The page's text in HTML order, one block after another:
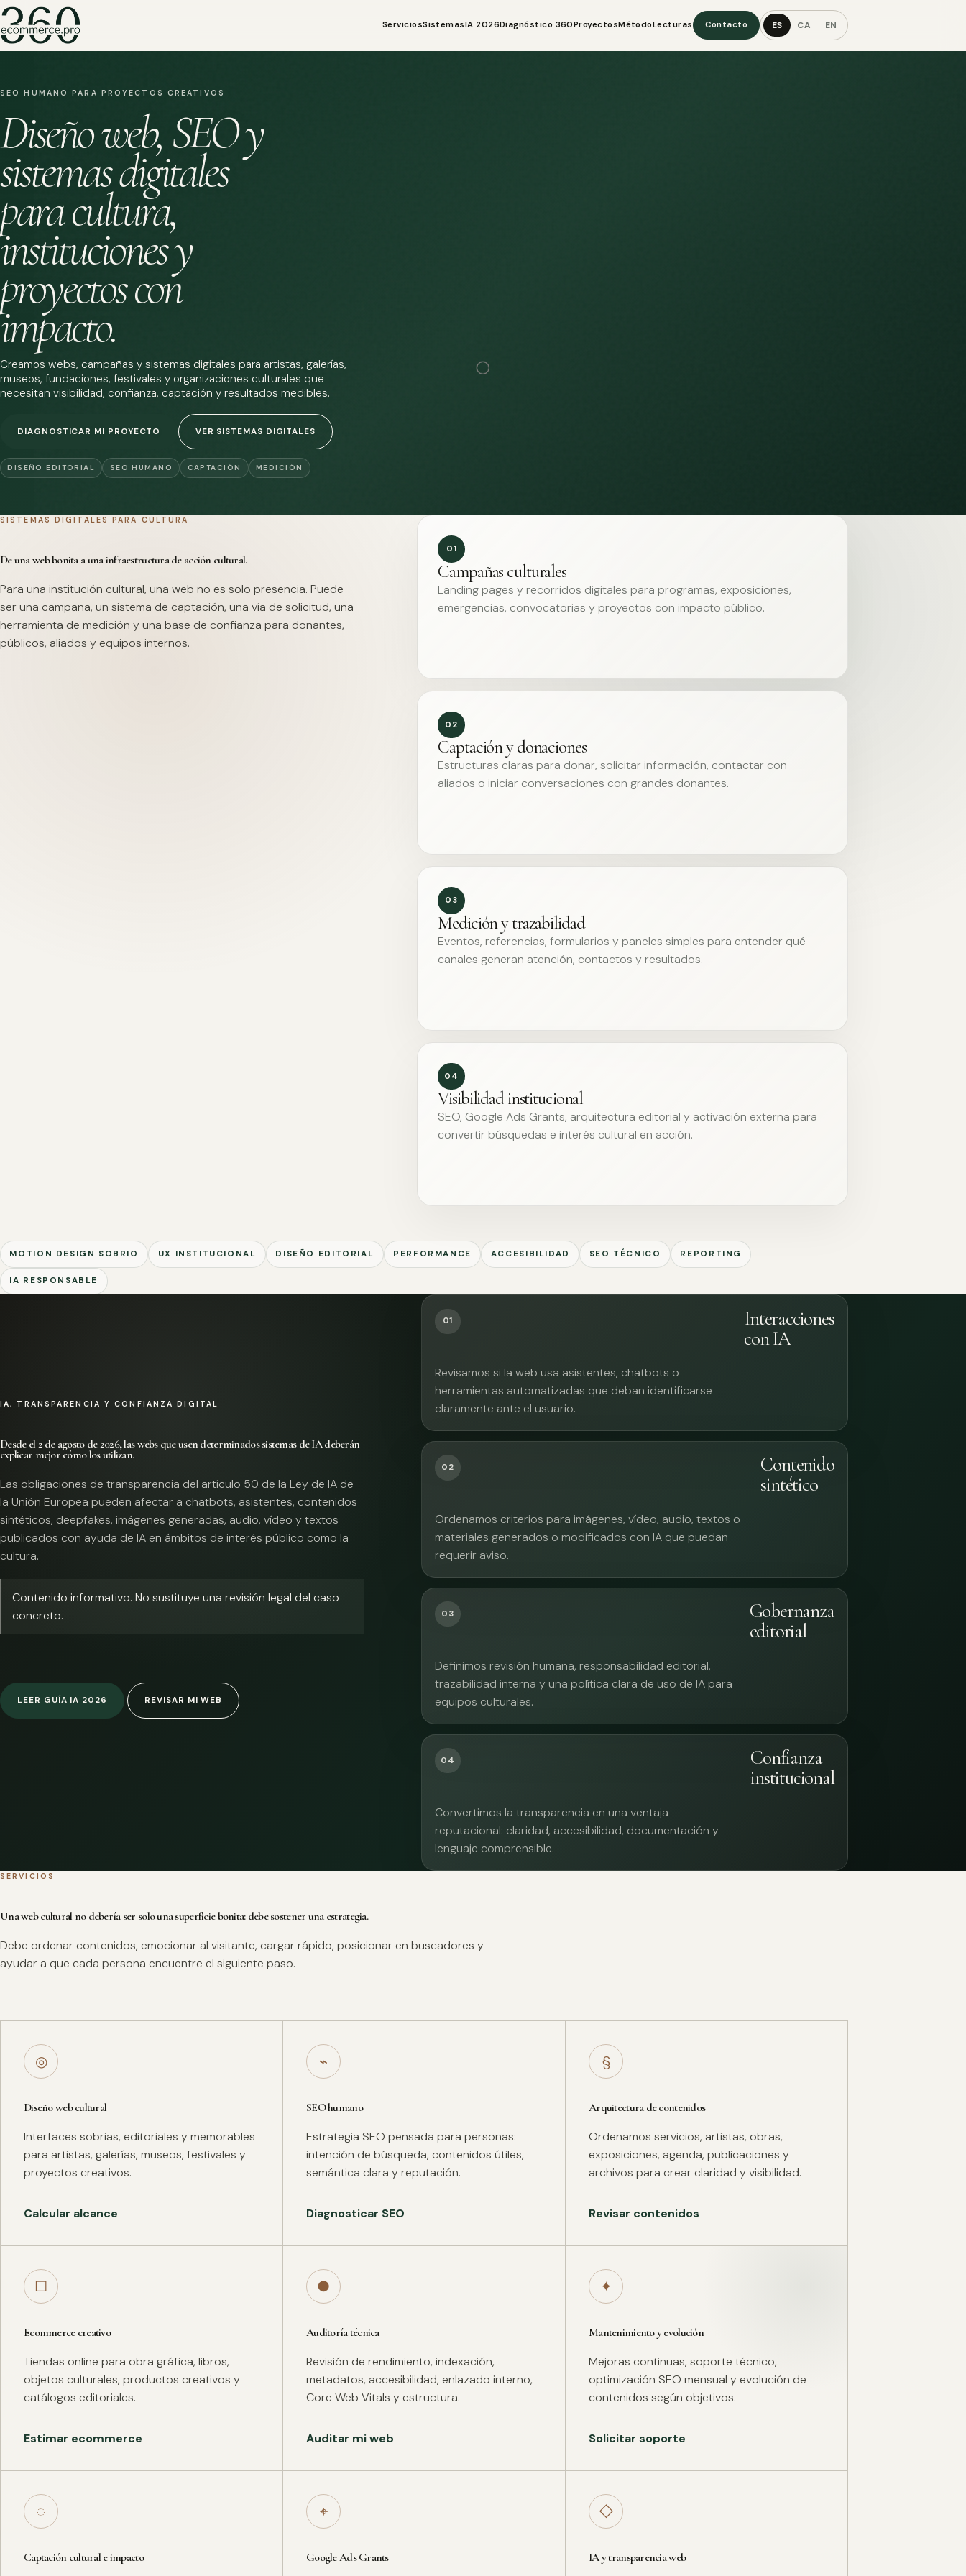
ServiciosSistemasIA 2026Diagnóstico 360ProyectosMétodoLecturas Contacto ES CA EN
SEO HUMANO PARA PROYECTOS CREATIVOS
Diseño web, SEO y
sistemas digitales
para cultura,
instituciones y
proyectos con
impacto.
Creamos webs, campañas y sistemas digitales para artistas, galerías,
museos, fundaciones, festivales y organizaciones culturales que
necesitan visibilidad, confianza, captación y resultados medibles.
DIAGNOSTICAR MI PROYECTO VER SISTEMAS DIGITALES
DISEÑO EDITORIAL SEO HUMANO CAPTACIÓN MEDICIÓN
SISTEMAS DIGITALES PARA CULTURA
De una web bonita a una infraestructura de acción cultural.
Para una institución cultural, una web no es solo presencia. Puede
ser una campaña, un sistema de captación, una vía de solicitud, una
herramienta de medición y una base de confianza para donantes,
públicos, aliados y equipos internos.
01
Campañas culturales
Landing pages y recorridos digitales para programas, exposiciones,
emergencias, convocatorias y proyectos con impacto público.
02
Captación y donaciones
Estructuras claras para donar, solicitar información, contactar con
aliados o iniciar conversaciones con grandes donantes.
03
Medición y trazabilidad
Eventos, referencias, formularios y paneles simples para entender qué
canales generan atención, contactos y resultados.
04
Visibilidad institucional
SEO, Google Ads Grants, arquitectura editorial y activación externa para
convertir búsquedas e interés cultural en acción.
MOTION DESIGN SOBRIO UX INSTITUCIONAL DISEÑO EDITORIAL PERFORMANCE ACCESIBILIDAD SEO TÉCNICO REPORTING
IA RESPONSABLE
IA, TRANSPARENCIA Y CONFIANZA DIGITAL
Desde el 2 de agosto de 2026, las webs que usen determinados sistemas de IA deberán
explicar mejor cómo los utilizan.
Las obligaciones de transparencia del artículo 50 de la Ley de IA de
la Unión Europea pueden afectar a chatbots, asistentes, contenidos
sintéticos, deepfakes, imágenes generadas, audio, vídeo y textos
publicados con ayuda de IA en ámbitos de interés público como la
cultura.
Contenido informativo. No sustituye una revisión legal del caso
concreto.
LEER GUÍA IA 2026 REVISAR MI WEB
01
Interacciones
con IA
Revisamos si la web usa asistentes, chatbots o
herramientas automatizadas que deban identificarse
claramente ante el usuario.
02
Contenido
sintético
Ordenamos criterios para imágenes, vídeo, audio, textos o
materiales generados o modificados con IA que puedan
requerir aviso.
03
Gobernanza
editorial
Definimos revisión humana, responsabilidad editorial,
trazabilidad interna y una política clara de uso de IA para
equipos culturales.
04
Confianza
institucional
Convertimos la transparencia en una ventaja
reputacional: claridad, accesibilidad, documentación y
lenguaje comprensible.
SERVICIOS
Una web cultural no debería ser solo una superficie bonita: debe sostener una estrategia.
Debe ordenar contenidos, emocionar al visitante, cargar rápido, posicionar en buscadores y
ayudar a que cada persona encuentre el siguiente paso.
◎
Diseño web cultural
Interfaces sobrias, editoriales y memorables
para artistas, galerías, museos, festivales y
proyectos creativos.
Calcular alcance
⌁
SEO humano
Estrategia SEO pensada para personas:
intención de búsqueda, contenidos útiles,
semántica clara y reputación.
Diagnosticar SEO
§
Arquitectura de contenidos
Ordenamos servicios, artistas, obras,
exposiciones, agenda, publicaciones y
archivos para crear claridad y visibilidad.
Revisar contenidos
□
Ecommerce creativo
Tiendas online para obra gráfica, libros,
objetos culturales, productos creativos y
catálogos editoriales.
Estimar ecommerce
●
Auditoría técnica
Revisión de rendimiento, indexación,
metadatos, accesibilidad, enlazado interno,
Core Web Vitals y estructura.
Auditar mi web
✦
Mantenimiento y evolución
Mejoras continuas, soporte técnico,
optimización SEO mensual y evolución de
contenidos según objetivos.
Solicitar soporte
◌
Captación cultural e impacto
⌖
Google Ads Grants
◇
IA y transparencia web